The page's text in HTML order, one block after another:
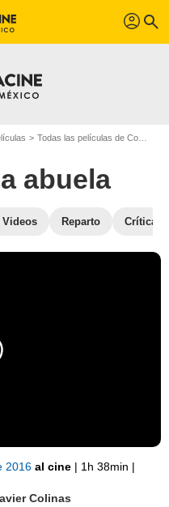
profil search
Todas las películas de Comedia
abuela
Videos Reparto Críticas
2016al cine | 1h 38min |
Colinas